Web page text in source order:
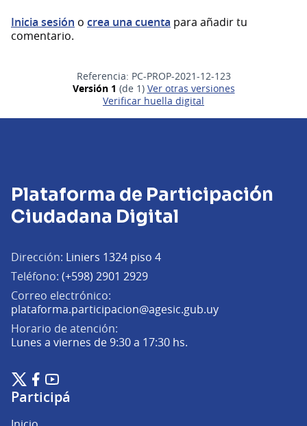
Inicia sesión o crea una cuenta para añadir tu
comentario.
Referencia: PC-PROP-2021-12-123
Versión 1 (de 1)
ver otras versiones
Verificar huella digital
Plataforma de Participación
Ciudadana Digital
Dirección: Liniers 1324 piso 4
Teléfono: (+598) 2901 2929
Correo electrónico:
plataforma.participacion@agesic.gub.uy(Abrir en una
Horario de atención:
Lunes a viernes de 9:30 a 17:30 hs.
Plataforma de Participación Ciudadana Digital en X
(Enlace externo)
Plataforma de Participación Ciudadana Digital en Facebook
(Enlace externo)
Plataforma de Participación Ciudadana Digital en
(Enlace externo)
Participá